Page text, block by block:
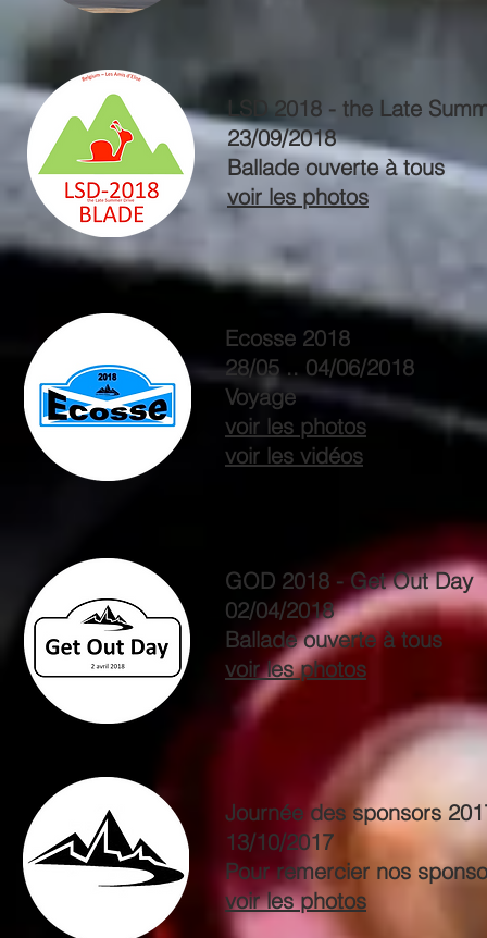
LSD 2018 - the Late
23/09/2018
Ballade ouverte à tous
voir les photos
Ecosse 2018
28/05 .. 04/06/2018
Voyage
voir les photos
voir les vidéos
GOD 2018 - Get Out Day
02/04/2018
Ballade ouverte à tous
voir les photos
Journée des sponsors
13/10/2017
Pour remercier nos
voir les photos